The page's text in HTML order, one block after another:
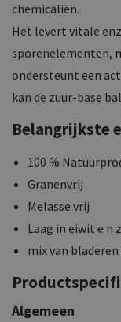
chemicaliën.
Het levert vitale
sporenelementen,
ondersteunt een
kan de zuur-base
Belangrijkste
100 %
Granenvrij
Melasse vrij
Laag in eiwit e n
mix van
Algemeen